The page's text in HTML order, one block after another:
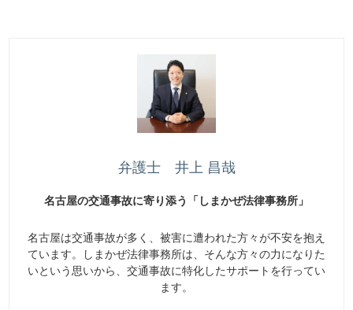
弁護士 井上 昌哉
名古屋の交通事故に寄り添う「しまかぜ法律事務所」
名古屋は交通事故が多く、被害に遭われた方々が不安を抱え
ています。しまかぜ法律事務所は、そんな方々の力になりた
いという思いから、交通事故に特化したサポートを行ってい
ます。